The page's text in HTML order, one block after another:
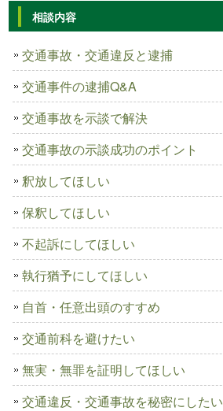
相談内容
交通事故・交通違反と逮捕
交通事件の逮捕Q&A
交通事故を示談で解決
交通事故の示談成功のポイント
釈放してほしい
保釈してほしい
不起訴にしてほしい
執行猶予にしてほしい
自首・任意出頭のすすめ
交通前科を避けたい
無実・無罪を証明してほしい
交通違反・交通事故を秘密にしたい